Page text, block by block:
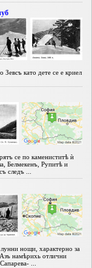
Зевсъ като дете се е криел
се по камениститѣ ѝ
Белмекенъ, Рупитѣ и
следъ ...
нощи, характерно за
намѣрихь отлични
...